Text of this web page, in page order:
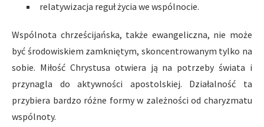
relatywizacja reguł życia we wspólnocie.
Wspólnota chrześcijańska, także ewangeliczna, nie może
być środowiskiem zamkniętym, skoncentrowanym tylko na
sobie. Miłość Chrystusa otwiera ją na potrzeby świata i
przynagla do aktywności apostolskiej. Działalność ta
przybiera bardzo różne formy w zależności od charyzmatu
wspólnoty.